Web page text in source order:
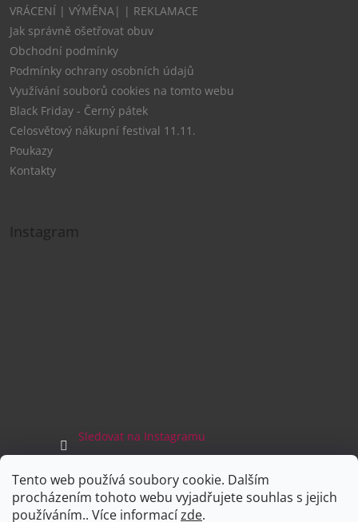
Tento web používá soubory cookie. Dalším
procházením tohoto webu vyjadřujete souhlas s jejich
používáním.. Více informacízde.
VRÁCENÍ | VÝMĚNA| | REKLAMACE
Jak správně ošetřovat obuv
Obchodní podmínky
Podmínky ochrany osobních údajů
Využívání souborů cookies na tomto webu
Black Friday - Černý pátek
Celosvětový nákupní festival 11.11.
Poukazy
Kontakty
Instagram
Sledovat na Instagramu
Facebook